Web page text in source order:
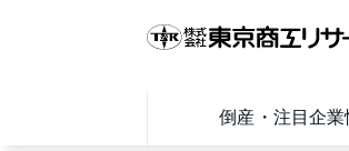
倒産・注目企業